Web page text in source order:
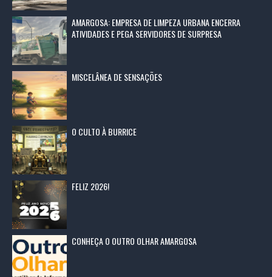
AMARGOSA: EMPRESA DE LIMPEZA URBANA ENCERRA
ATIVIDADES E PEGA SERVIDORES DE SURPRESA
MISCELÂNEA DE SENSAÇÕES
O CULTO À BURRICE
FELIZ 2026!
CONHEÇA O OUTRO OLHAR AMARGOSA